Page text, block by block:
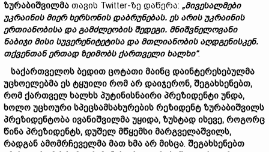
ზურაბიშვილმა თავის Twitter-ზე დაწერა: „მივესალმები
უკრაინის მიერ ხერსონის დაბრუნებას. ეს არის უკრაინის
ერთიანობისა დაგამძლეობის შედეგი. მნიშვნელოვანი
ნაბიჯი მისი სუვერენიტეტისა და მთლიანობის აღდგენისკენ.
თქვენთანერთად ზეიმობს ქართველი ხალხი“.
საქართველოს ბედით ცოტათი მაინც დაინტერესებულმა
უცხოელებმა ეს ტყუილი რომ არ დაიჯერონ, შეგახსენებთ,
რომ ქართველ ხალხს პუტინისნაირი პრეზიდენტი უნდა,
ხოლო უცხოური სპეცსამსახურების რეზიდენტ ზურაბიშვილს
პრეზიდენტობა ივანიშვილმა უყიდა, ზუსტად ისევე, როგორც
წინა პრეზიდენტს, დუშელ მწყემსი მარგველაშვილს,
რადგან ამომრჩეველმა მათ ხმა არ მისცა. შეგახსენებთ